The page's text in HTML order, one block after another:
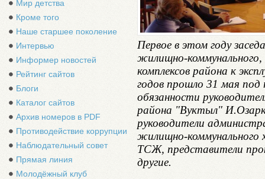
Мир детства
Кроме того
Наше старшее поколение
Интервью
Информер новостей
Рейтинг сайтов
Блоги
Каталог сайтов
Архив номеров в PDF
Противодействие коррупции
Наблюдательный совет
Прямая линия
Молодёжный клуб
Первое в этом году
жилищно-коммунального,
комплексов района к
годов прошло 31 мая под
обязанности
района "Вуктыл"
руководители
жилищно-коммунального
ТСЖ, представители
другие.